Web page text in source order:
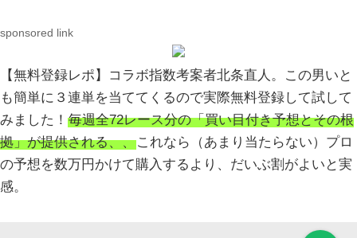
sponsored link
【無料登録レポ】コラボ指数考案者北条直人。この男いと
も簡単に３連単を当ててくるので実際無料登録して試して
みました！ 毎週全72レース分の「買い目付き予想とその根
拠」が提供される、、これなら（あまり当たらない）プロ
の予想を数万円かけて購入するより、だいぶ割がよいと実
感。